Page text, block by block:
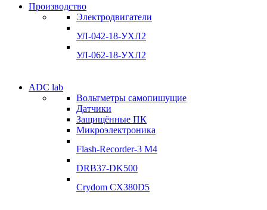
Склад
Подробнее
Гироскопы
Склад
Подробнее
Производство
Электродвигатели
УЛ-042-18-УХЛ2
УЛ-062-18-УХЛ2
УЛ-04 УЛ-06
Подробнее
УЛ-04 УЛ-06
Подробнее
ADC lab
Вольтметры самопишущие
Датчики
Защищённые ПК
Микроэлектроника
Flash-Recorder-3 М4
DRB37-DK500
Crydom CX380D5